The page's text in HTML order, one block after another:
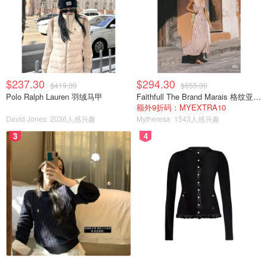
$237.30 $419.00
Polo Ralph Lauren 羽绒马甲
David Jones 2036人感兴趣
$294.30 $655.00
Faithfull The Brand Marais 格纹亚麻吊带中长连衣裙
额外9折码：MYEXTRA10
Mytheresa 1543人感兴趣
3 4